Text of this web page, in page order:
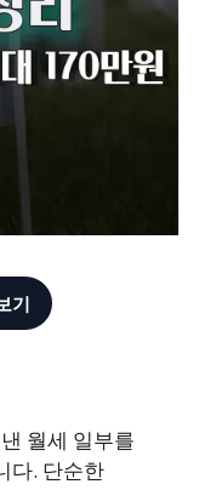
기
월세 일부를
다. 단순한